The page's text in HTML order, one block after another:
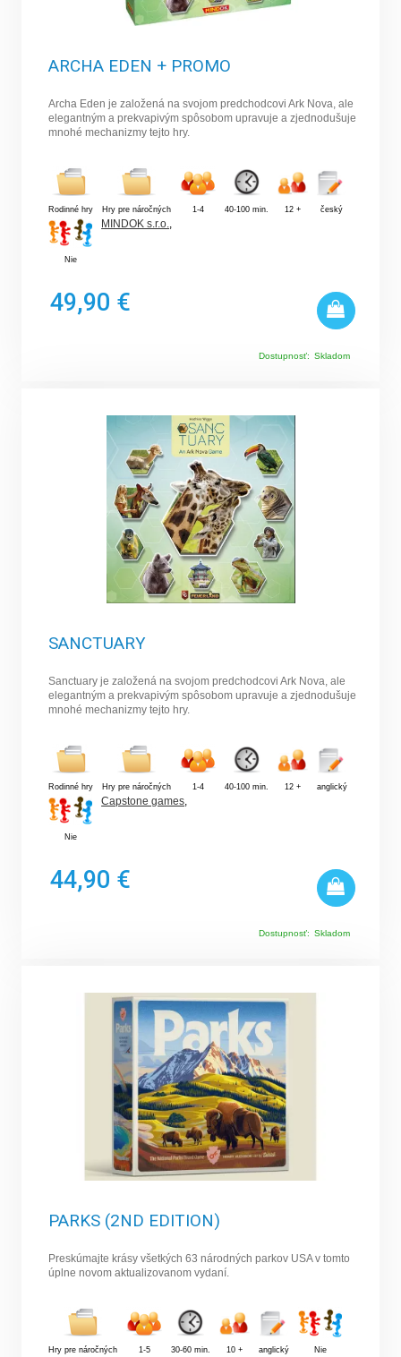
ARCHA EDEN + PROMO
Archa Eden je založená na svojom predchodcovi Ark Nova, ale
elegantným a prekvapivým spôsobom upravuje a zjednodušuje
mnohé mechanizmy tejto hry.
Rodinné hry Hry pre náročných 1-4 40-100 min. 12 + český
Nie
MINDOK s.r.o.,
49,90 €
Dostupnosť: Skladom
SANCTUARY
Sanctuary je založená na svojom predchodcovi Ark Nova, ale
elegantným a prekvapivým spôsobom upravuje a zjednodušuje
mnohé mechanizmy tejto hry.
Rodinné hry Hry pre náročných 1-4 40-100 min. 12 + anglický
Nie
Capstone games,
44,90 €
Dostupnosť: Skladom
PARKS (2ND EDITION)
Preskúmajte krásy všetkých 63 národných parkov USA v tomto
úplne novom aktualizovanom vydaní.
Hry pre náročných 1-5 30-60 min. 10 + anglický Nie